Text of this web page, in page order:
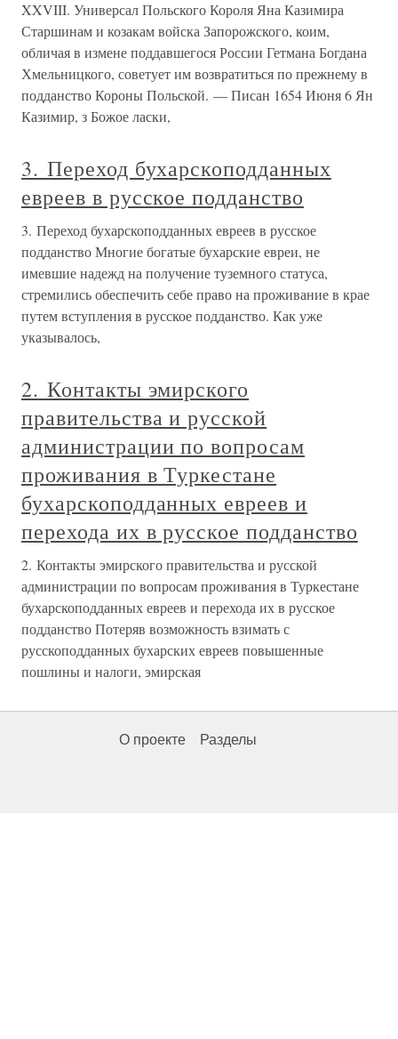
XXVIII. Универсал Польского Короля Яна Казимира
Старшинам и козакам войска Запорожского, коим,
обличая в измене поддавшегося России Гетмана Богдана
Хмельницкого, советует им возвратиться по прежнему в
подданство Короны Польской. — Писан 1654 Июня 6 Ян
Казимир, з Божое ласки,
3. Переход бухарскоподданных
евреев в русское подданство
3. Переход бухарскоподданных евреев в русское
подданство Многие богатые бухарские евреи, не
имевшие надежд на получение туземного статуса,
стремились обеспечить себе право на проживание в крае
путем вступления в русское подданство. Как уже
указывалось,
2. Контакты эмирского
правительства и русской
администрации по вопросам
проживания в Туркестане
бухарскоподданных евреев и
перехода их в русское подданство
2. Контакты эмирского правительства и русской
администрации по вопросам проживания в Туркестане
бухарскоподданных евреев и перехода их в русское
подданство Потеряв возможность взимать с
русскоподданных бухарских евреев повышенные
пошлины и налоги, эмирская
О проекте Разделы